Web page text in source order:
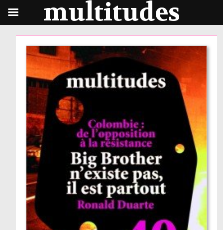
multitudes